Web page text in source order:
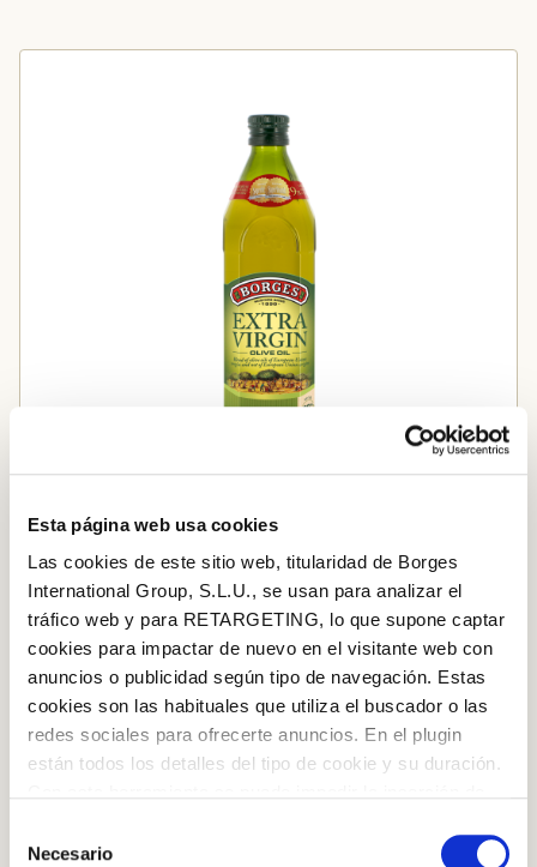
Esta página web usa cookies
Las cookies de este sitio web, titularidad de Borges
International Group, S.L.U., se usan para analizar el
tráfico web y para RETARGETING, lo que supone captar
cookies para impactar de nuevo en el visitante web con
anuncios o publicidad según tipo de navegación. Estas
cookies son las habituales que utiliza el buscador o las
redes sociales para ofrecerte anuncios. En el plugin
están todos los detalles del tipo de cookie y su duración.
la web aparece cómo evitar las cookies en el navegador.
Necesario
EXTRA PANENSKÝ OLIVOVÝ OLEJ
STEP BY STEP
Step 1
Špagety uvarte v osolenej vode podľa pokynov na